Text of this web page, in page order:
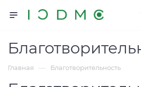
Главная — Благотворительность